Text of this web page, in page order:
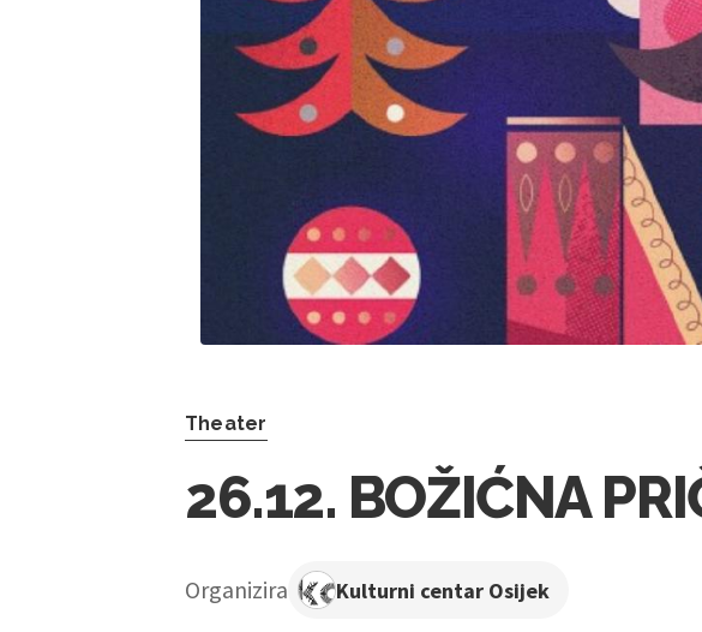
Theater
26.12. BOŽIĆNA
Organizira Kulturni centar Osijek